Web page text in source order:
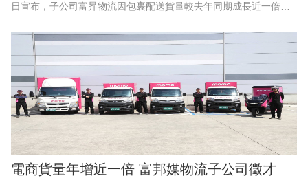
日宣布，子公司富昇物流因包裹配送貨量較去年同期成長近一倍，
職缺；該公司指出，6
電商貨量年增近一倍 富邦媒物流子公司徵才